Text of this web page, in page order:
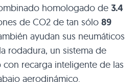
homologado de 3.4
de CO2 de tan sólo 89
ayudan sus neumáticos
rodadura, un sistema de
recarga inteligente de las
aerodinámico.